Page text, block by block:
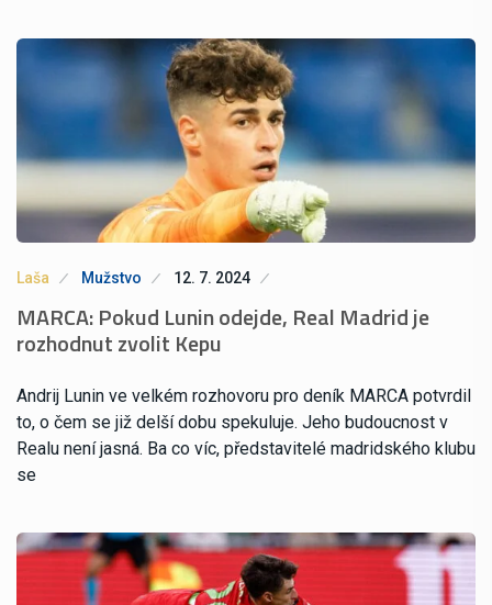
Laša Mužstvo 12. 7. 2024
MARCA: Pokud Lunin odejde, Real Madrid je
rozhodnut zvolit Kepu
Andrij Lunin ve velkém rozhovoru pro deník MARCA potvrdil
to, o čem se již delší dobu spekuluje. Jeho budoucnost v
Realu není jasná. Ba co víc, představitelé madridského klubu
se